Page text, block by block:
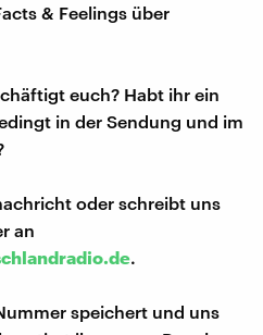
& Feelings über
euch? Habt ihr ein
in der Sendung und im
oder schreibt uns
an
.
speichert und uns